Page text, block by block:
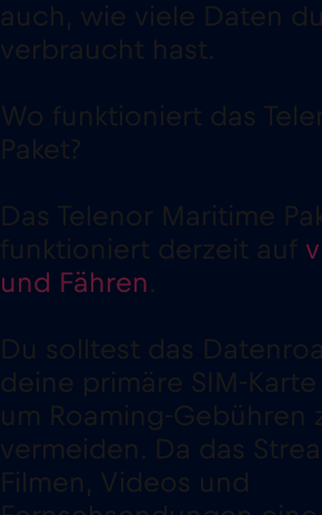
auch, wie viele Daten
verbraucht hast.
Wo funktioniert das
Paket?
Das Telenor Maritime
funktioniert derzeit auf
und Fähren.
Du solltest das
deine primäre SIM-
um Roaming-Gebühren
vermeiden. Da das
Filmen, Videos und